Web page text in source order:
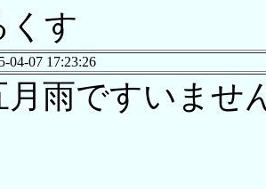
くす
04-07 17:23:26
月雨ですいま